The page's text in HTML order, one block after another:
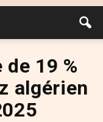
19 %
algérien